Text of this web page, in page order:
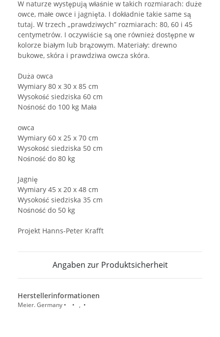
W naturze występują właśnie w takich rozmiarach: duże
owce, małe owce i jagnięta. I dokładnie takie same są
tutaj. W trzech „prawdziwych” rozmiarach: 80, 60 i 45
centymetrów. I oczywiście są one również dostępne w
kolorze białym lub brązowym. Materiały: drewno
bukowe, skóra i prawdziwa owcza skóra.
Duża owca
Wymiary 80 x 30 x 85 cm
Wysokość siedziska 60 cm
Nośność do 100 kg Mała
owca
Wymiary 60 x 25 x 70 cm
Wysokość siedziska 50 cm
Nośność do 80 kg
Jagnię
Wymiary 45 x 20 x 48 cm
Wysokość siedziska 35 cm
Nośność do 50 kg
Projekt Hanns-Peter Krafft
Angaben zur Produktsicherheit
Herstellerinformationen
Meier. Germany • • , •